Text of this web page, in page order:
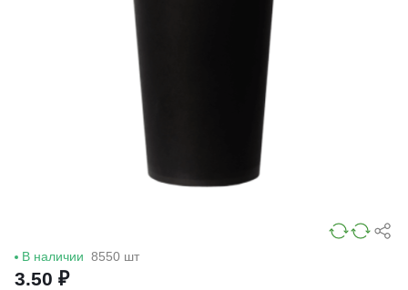
В наличии 8550 шт
3.50 ₽